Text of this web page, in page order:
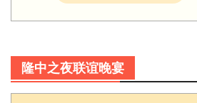
隆中之夜联谊晚宴